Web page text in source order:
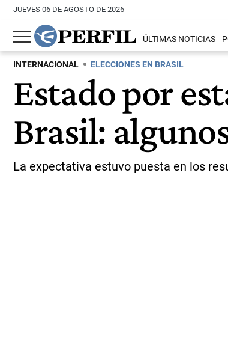
JUEVES 06 DE AGOSTO DE 2026
ÚLTIMAS NOTICIAS
INTERNACIONAL ELECCIONES EN BRASIL
Estado por
Brasil:
La expectativa estuvo puesta en los